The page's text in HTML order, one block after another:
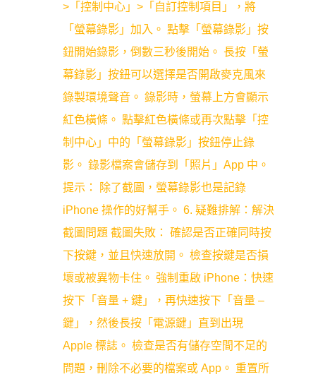
>「控制中心」>「自訂控制項目」，將
「螢幕錄影」加入。 點擊「螢幕錄影」按
鈕開始錄影，倒數三秒後開始。 長按「螢
幕錄影」按鈕可以選擇是否開啟麥克風來
錄製環境聲音。 錄影時，螢幕上方會顯示
紅色橫條。 點擊紅色橫條或再次點擊「控
制中心」中的「螢幕錄影」按鈕停止錄
影。 錄影檔案會儲存到「照片」App 中。
提示： 除了截圖，螢幕錄影也是記錄
iPhone 操作的好幫手。 6. 疑難排解：解決
截圖問題 截圖失敗： 確認是否正確同時按
下按鍵，並且快速放開。 檢查按鍵是否損
壞或被異物卡住。 強制重啟 iPhone：快速
按下「音量 + 鍵」，再快速按下「音量 –
鍵」，然後長按「電源鍵」直到出現
Apple 標誌。 檢查是否有儲存空間不足的
問題，刪除不必要的檔案或 App。 重置所